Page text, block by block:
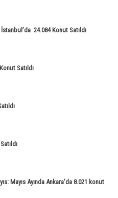
24.084 Konut Satıldı
Satıldı
Mayıs Ayında Ankara’da 8.021 konut